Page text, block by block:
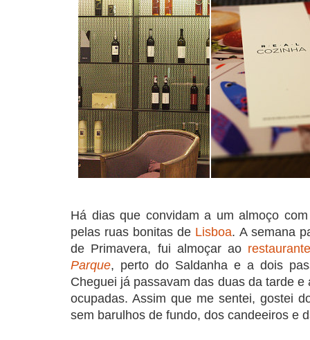
Há dias que convidam a um almoço
pelas ruas bonitas de Lisboa. A semana
de Primavera, fui almoçar ao
Parque, perto do Saldanha e a dois
Cheguei já passavam das duas da tarde
ocupadas. Assim que me sentei, gostei
sem barulhos de fundo, dos candeeiros e
COMPRAR LIVRO COMPRAR LIVRO